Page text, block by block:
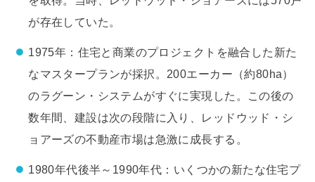
が存在していた。
1975年：住宅と商業のプロジェクトを融合した新た
なマスタープランが採択。200エーカー（約80ha）
のラグーン・システムがすぐに実現した。この後の
数年間、建設は次の段階に入り、レッドウッド・シ
ョアーズの不動産市場は急激に成長する。
1980年代後半～1990年代：いくつかの新たな住宅プ